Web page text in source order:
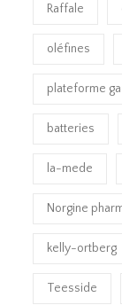
Raffale
oléfines
plateforme
batteries
la-mede
Norgine
kelly-ortberg
Teesside